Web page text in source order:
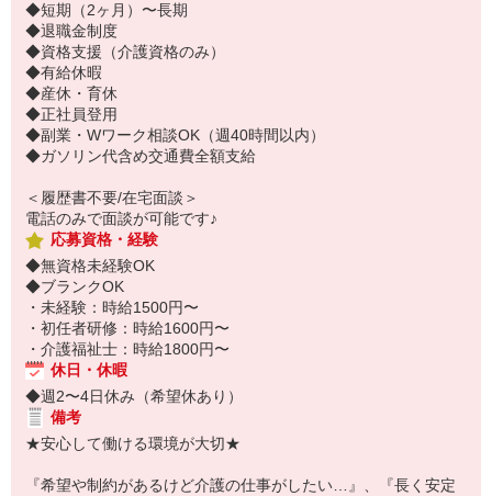
◆短期（2ヶ月）〜長期
◆退職金制度
◆資格支援（介護資格のみ）
◆有給休暇
◆産休・育休
◆正社員登用
◆副業・Wワーク相談OK（週40時間以内）
◆ガソリン代含め交通費全額支給
＜履歴書不要/在宅面談＞
電話のみで面談が可能です♪
応募資格・経験
◆無資格未経験OK
◆ブランクOK
・未経験：時給1500円〜
・初任者研修：時給1600円〜
・介護福祉士：時給1800円〜
休日・休暇
◆週2〜4日休み（希望休あり）
備考
★安心して働ける環境が大切★
『希望や制約があるけど介護の仕事がしたい…』、『長く安定